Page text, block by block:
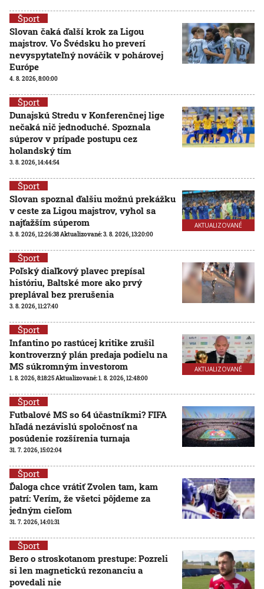
Šport
Slovan čaká ďalší krok za Ligou
majstrov. Vo Švédsku ho preverí
nevyspytateľný nováčik v pohárovej
Európe
4. 8. 2026, 8:00:00
Šport
Dunajskú Stredu v Konferenčnej lige
nečaká nič jednoduché. Spoznala
súperov v prípade postupu cez
holandský tím
3. 8. 2026, 14:44:54
AKTUALIZOVANÉ
Šport
Slovan spoznal ďalšiu možnú prekážku
v ceste za Ligou majstrov, vyhol sa
najťažším súperom
3. 8. 2026, 12:26:38Aktualizované:3. 8. 2026, 13:20:00
Šport
Poľský diaľkový plavec prepísal
históriu, Baltské more ako prvý
preplával bez prerušenia
3. 8. 2026, 11:27:40
AKTUALIZOVANÉ
Šport
Infantino po rastúcej kritike zrušil
kontroverzný plán predaja podielu na
MS súkromným investorom
1. 8. 2026, 8:18:25Aktualizované:1. 8. 2026, 12:48:00
Šport
Futbalové MS so 64 účastníkmi? FIFA
hľadá nezávislú spoločnosť na
posúdenie rozšírenia turnaja
31. 7. 2026, 15:02:04
Šport
Ďaloga chce vrátiť Zvolen tam, kam
patrí: Verím, že všetci pôjdeme za
jedným cieľom
31. 7. 2026, 14:01:31
Šport
Bero o stroskotanom prestupe: Pozreli
si len magnetickú rezonanciu a
povedali nie